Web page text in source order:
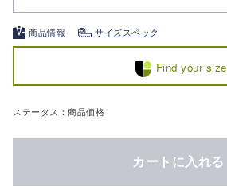
商品情報 サイズスペック
Find your size
ステータス：商品価格
カートに入れる